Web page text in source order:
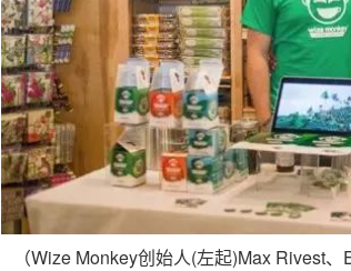
（Wize Monkey创始人(左起)Max Rivest